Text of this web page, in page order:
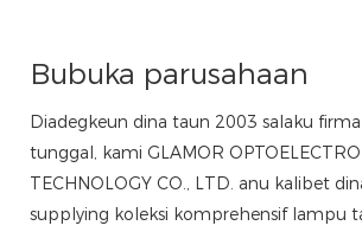
Bubuka parusahaan
Diadegkeun dina taun 2003 salaku
tunggal, kami GLAMOR
TECHNOLOGY CO., LTD. anu kalibet
supplying koleksi komprehensif lampu